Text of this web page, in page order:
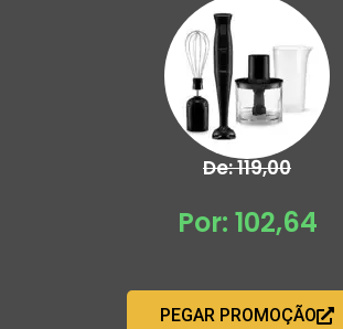
De: 119,00
Por: 102,64
PEGAR PROMOÇÃO